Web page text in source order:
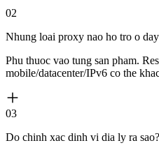
02
Nhung loai proxy nao ho tro o
Phu thuoc vao tung san pham.
mobile/datacenter/IPv6 co the
03
Do chinh xac dinh vi dia ly ra sao?